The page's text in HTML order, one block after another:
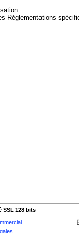
Réglementations
SSL 128 bits